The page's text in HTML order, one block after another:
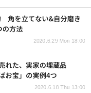
2020.6.29 Mon 18:00
角を立てない&自分磨き
の方法
2020.6.18 Thu 13:00
れた、実家の埋蔵品
お宝」の実例4つ